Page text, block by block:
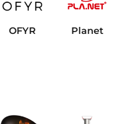
OFYR Planet
Outcook